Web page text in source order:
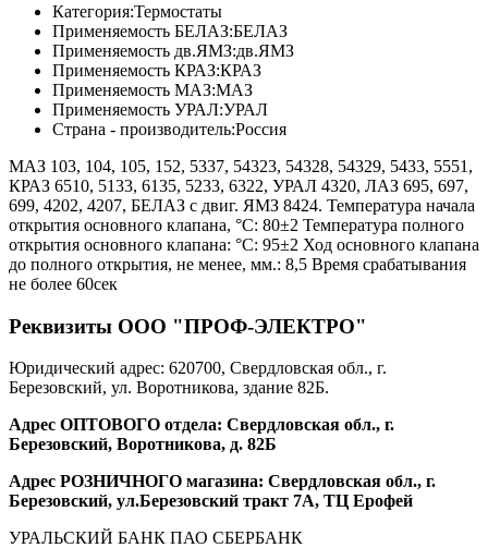
Категория:Термостаты
Применяемость БЕЛАЗ:БЕЛАЗ
Применяемость дв.ЯМЗ:дв.ЯМЗ
Применяемость КРАЗ:КРАЗ
Применяемость МАЗ:МАЗ
Применяемость УРАЛ:УРАЛ
Страна - производитель:Россия
МАЗ 103, 104, 105, 152, 5337, 54323, 54328, 54329, 5433, 5551,
КРАЗ 6510, 5133, 6135, 5233, 6322, УРАЛ 4320, ЛАЗ 695, 697,
699, 4202, 4207, БЕЛАЗ с двиг. ЯМЗ 8424. Температура начала
открытия основного клапана, °С: 80±2 Температура полного
открытия основного клапана: °С: 95±2 Ход основного клапана
до полного открытия, не менее, мм.: 8,5 Время срабатывания
не более 60сек
Реквизиты ООО "ПРОФ-ЭЛЕКТРО"
Юридический адрес: 620700, Свердловская обл., г.
Березовский, ул. Воротникова, здание 82Б.
Адрес ОПТОВОГО отдела: Свердловская обл., г.
Березовский, Воротникова, д. 82Б
Адрес РОЗНИЧНОГО магазина: Свердловская обл., г.
Березовский, ул.Березовский тракт 7А, ТЦ Ерофей
УРАЛЬСКИЙ БАНК ПАО СБЕРБАНК